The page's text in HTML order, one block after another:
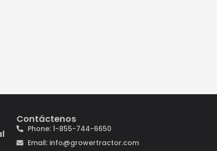
Contáctenos
Phone: 1-855-744-6650
Email: info@growertractor.com